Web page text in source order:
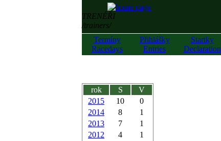
TRENÉŘI
/trainers/
Termíny
Racedays
Přihlášky
Entries
Startky
Declaration
rok S
V
2015
10
0
2014
8
1
2013
7
1
2012
4
1